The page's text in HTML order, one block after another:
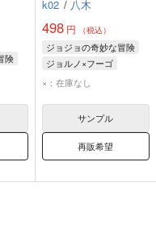
険
ナ
ゴ
k02 / 八木
498円 （税込）
ジョジョの奇妙な冒険
ジョルノ×フーゴ
ジョルノ・ジョバァーナ
×：在庫なし
サンプル
再販希望